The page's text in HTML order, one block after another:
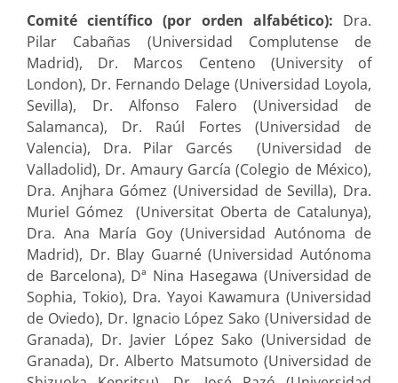
Comité científico (por orden alfabético): Dra.
Pilar Cabañas (Universidad Complutense de
Madrid), Dr. Marcos Centeno (University of
London), Dr. Fernando Delage (Universidad Loyola,
Sevilla), Dr. Alfonso Falero (Universidad de
Salamanca), Dr. Raúl Fortes (Universidad de
Valencia), Dra. Pilar Garcés (Universidad de
Valladolid), Dr. Amaury García (Colegio de México),
Dra. Anjhara Gómez (Universidad de Sevilla), Dra.
Muriel Gómez (Universitat Oberta de Catalunya),
Dra. Ana María Goy (Universidad Autónoma de
Madrid), Dr. Blay Guarné (Universidad Autónoma
de Barcelona), Dª Nina Hasegawa (Universidad de
Sophia, Tokio), Dra. Yayoi Kawamura (Universidad
de Oviedo), Dr. Ignacio López Sako (Universidad de
Granada), Dr. Javier López Sako (Universidad de
Granada), Dr. Alberto Matsumoto (Universidad de